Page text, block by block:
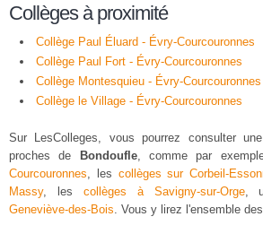
Collèges à proximité
Collège Paul Éluard - Évry-Courcouronnes
Collège Paul Fort - Évry-Courcouronnes
Collège Montesquieu - Évry-Courcouronnes
Collège le Village - Évry-Courcouronnes
Sur LesColleges, vous pourrez consulter
proches de
Bondoufle, comme par
Courcouronnes, les collèges sur Corbeil-
Massy, les collèges à Savigny-sur-Orge,
Geneviève-des-Bois. Vous y lirez l'ensemble